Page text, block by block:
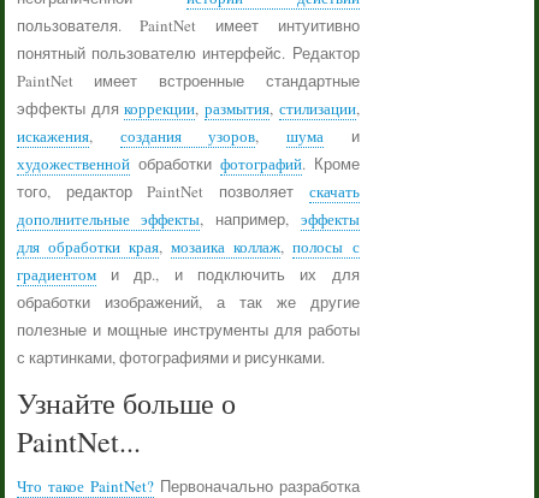
пользователя. PaintNet имеет интуитивно
понятный пользователю интерфейс. Редактор
PaintNet имеет встроенные стандартные
эффекты длякоррекции, размытия, стилизации,
искажения, создания узоров, шумаи
художественнойобработки фотографий. Кроме
того, редактор PaintNet позволяет скачать
дополнительные эффекты, например, эффекты
для обработки края,мозаика коллаж,полосы с
градиентоми др., и подключить их для
обработки изображений, а так же другие
полезные и мощные инструменты для работы
с картинками, фотографиями и рисунками.
Узнайте больше о
PaintNet...
Что такое PaintNet?Первоначально разработка